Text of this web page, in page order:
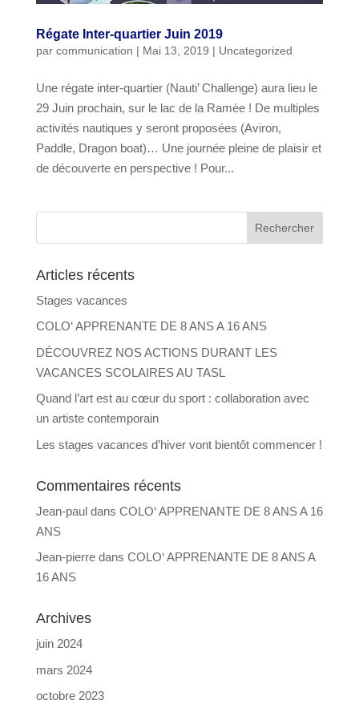
Régate Inter-quartier Juin 2019
par communication | Mai 13, 2019 | Uncategorized
Une régate inter-quartier (Nauti’ Challenge) aura lieu le
29 Juin prochain, sur le lac de la Ramée ! De multiples
activités nautiques y seront proposées (Aviron,
Paddle, Dragon boat)… Une journée pleine de plaisir et
de découverte en perspective ! Pour...
Articles récents
Stages vacances
COLO‘ APPRENANTE DE 8 ANS A 16 ANS
DÉCOUVREZ NOS ACTIONS DURANT LES
VACANCES SCOLAIRES AU TASL
Quand l’art est au cœur du sport : collaboration avec
un artiste contemporain
Les stages vacances d’hiver vont bientôt commencer !
Commentaires récents
Jean-pauldans COLO‘ APPRENANTE DE 8 ANS A 16
ANS
Jean-pierredans COLO‘ APPRENANTE DE 8 ANS A
16 ANS
Archives
juin 2024
mars 2024
octobre 2023